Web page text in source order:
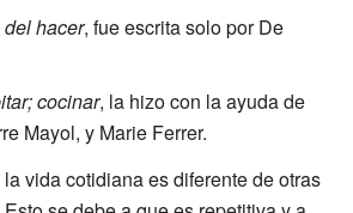
hacer, fue escrita solo por De
cocinar, la hizo con la ayuda de
Mayol, y Marie Ferrer.
vida cotidiana es diferente de otras